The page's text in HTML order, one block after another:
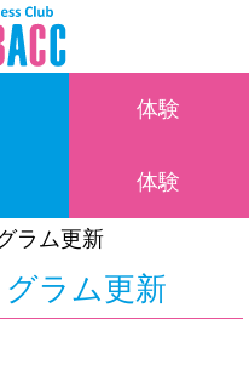
体験
体験
ラム更新
ラム更新